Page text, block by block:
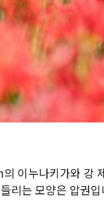
이누나키가와 강
리는 모양은 압권